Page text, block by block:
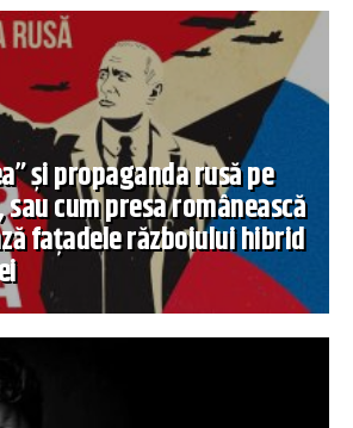
și propaganda rusă pe
cum presa românească
fațadele războiului hibrid